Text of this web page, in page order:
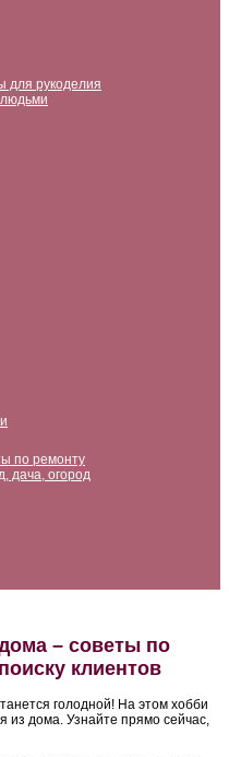
для рукоделия
по ремонту
дача, огород
– советы по
клиентов
голодной! На этом хобби
из дома. Узнайте прямо сейчас,